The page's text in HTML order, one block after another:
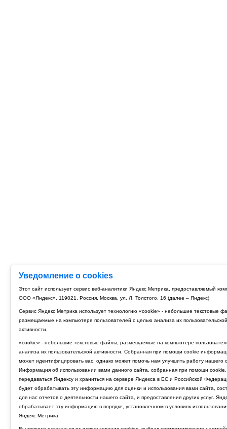
Уведомление о cookies
Этот сайт использует сервис веб-аналитики Яндекс Метрика, предоставляемый
ООО «Яндекс», 119021, Россия, Москва, ул. Л. Толстого, 16 (далее – Яндекс)
Сервис Яндекс Метрика использует технологию «cookie» - небольшие текстовые
размещаемые на компьютере пользователей с целью анализа их пользовательской
активности.
«cookie» - небольшие текстовые файлы, размещаемые на компьютере
анализа их пользовательской активности. Собранная при помощи cookie
может идентифицировать вас, однако может помочь нам улучшить работу нашего
Информация об использовании вами данного сайта, собранная при помощи cookie,
передаваться Яндексу и храниться на сервере Яндекса в ЕС и Российской
будет обрабатывать эту информацию для оценки и использования вами сайта,
для нас отчетов о деятельности нашего сайта, и предоставления других услуг.
обрабатывает эту информацию в порядке, установленном в условиях
Яндекс Метрика.